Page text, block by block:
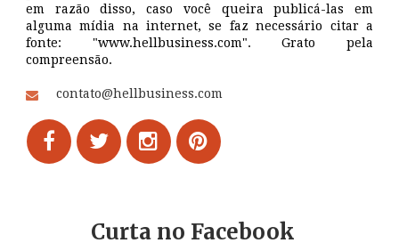
em razão disso, caso você queira publicá-las em
alguma mídia na internet, se faz necessário citar a
fonte: "www.hellbusiness.com". Grato pela
compreensão.
contato@hellbusiness.com
Curta no Facebook